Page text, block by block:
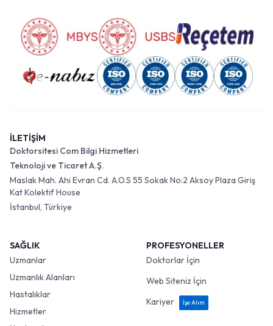
İLETİŞİM
Doktorsitesi Com Bilgi Hizmetleri
Teknoloji ve Ticaret A.Ş.
Maslak Mah. Ahi Evran Cd. A.O.S 55 Sokak No:2 Aksoy Plaza Giriş
Kat Kolektif House
İstanbul, Türkiye
SAĞLIK
Uzmanlar
Uzmanlık Alanları
Hastalıklar
Hizmetler
PROFESYONELLER
Doktorlar İçin
Web Siteniz İçin
Kariyer
İşe Alım